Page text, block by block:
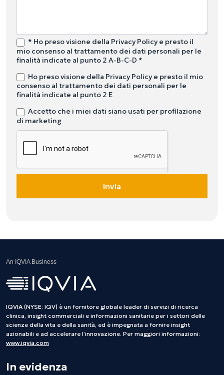
* Ho preso visione della Privacy Policy e presto il
mio consenso al trattamento dei dati personali per le
finalità indicate al punto 2 A-B-C-D *
Ho preso visione della Privacy Policy e presto il mio
consenso al trattamento dei dati personali per le
finalità indicate al punto 2 E
Accetto che i miei dati siano usati per profilazione
di marketing
Invia
An IQVIA Business
IQVIA (NYSE: IQV) è un fornitore globale leader di servizi di ricerca
clinica, insight commerciali e informazioni sanitarie per i settori delle
scienze della vita e della sanità, ed è impegnata a fornire insight
azionabili e ad accelerare l’innovazione. Per maggiori informazioni:
www.iqvia.com
In evidenza